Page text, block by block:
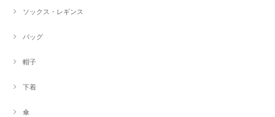
ソックス・レギンス
バッグ
帽子
下着
傘